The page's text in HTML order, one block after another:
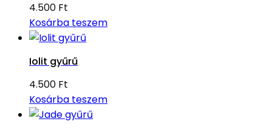
4.500 Ft
Kosárba teszem
Iolit gyűrű
4.500 Ft
Kosárba teszem